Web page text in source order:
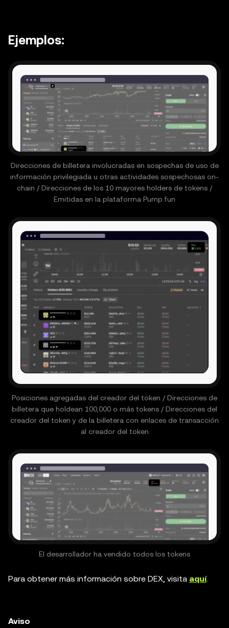
Ejemplos:
Direcciones de billetera involucradas en sospechas de uso de
información privilegiada u otras actividades sospechosas on-
chain / Direcciones de los 10 mayores holders de tokens /
Emitidas en la plataforma Pump.fun
Posiciones agregadas del creador del token / Direcciones de
billetera que holdean 100,000 o más tokens / Direcciones del
creador del token y de la billetera con enlaces de transacción
al creador del token
El desarrollador ha vendido todos los tokens
Para obtener más información sobre DEX, visita aquí.
Aviso